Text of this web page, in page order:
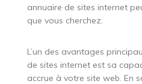
annuaire de sites internet
que vous cherchez.
L’un des avantages
de sites internet est sa
accrue à votre site web. En